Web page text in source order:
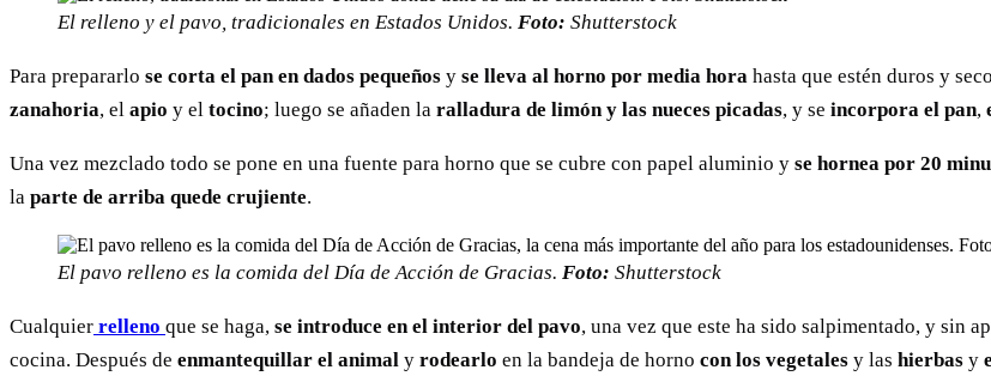
El relleno y el pavo, tradicionales en Estados Unidos. Foto: Shutterstock
Para prepararlo se corta el pan en dados pequeños y se lleva al horno por media hora hasta que estén duros y
zanahoria, el apio y el tocino; luego se añaden la ralladura de limón y las nueces picadas, y se incorpora el pan,
Una vez mezclado todo se pone en una fuente para horno que se cubre con papel aluminio y se hornea por 20
la parte de arriba quede crujiente.
El pavo relleno es la comida del Día de Acción de Gracias. Foto: Shutterstock
Cualquier relleno que se haga, se introduce en el interior del pavo, una vez que este ha sido salpimentado, y sin
cocina. Después de enmantequillar el animal y rodearlo en la bandeja de horno con los vegetales y las hierbas y